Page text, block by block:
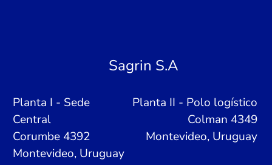
Sagrin S.A
Planta I - Sede
Central
Corumbe 4392
Montevideo, Uruguay
Planta II - Polo logístico
Colman 4349
Montevideo, Uruguay